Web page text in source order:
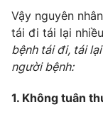
VTV4
VTV9
Liên hệ tòa
Vậy nguyên
tái đi tái lại
bệnh tái đi, tái
người bệnh:
1. Không tuân